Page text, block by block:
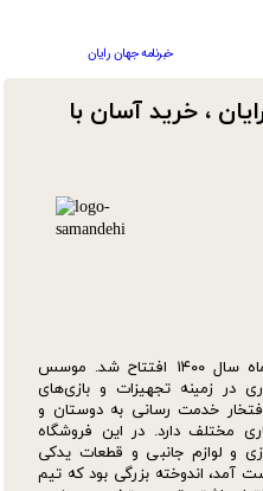
سایت فروشگاه jahanrayan از شهریور ماه سال ۱۴۰۰ افتتاح شد. موسس
سابقه تجاری در زمینه تجهیزات و بازی‌های
خدمت رسانی به دوستان و
مختلف دارد. در این فروشگاه
و لوازم جانبی و قطعات یدکی‌
آمد، اندوخته بزرگی بود که تیم
، خرید آسان با
خبرنامه جهان رایان